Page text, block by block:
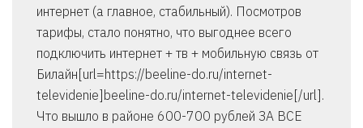
интернет (а главное, стабильный). Посмотров
тарифы, стало понятно, что выгоднее всего
подключить интернет + тв + мобильную связь от
Билайн[url=https://beeline-do.ru/internet-
televidenie]beeline-do.ru/internet-televidenie[/url].
Что вышло в районе 600-700 рублей ЗА ВСЕ